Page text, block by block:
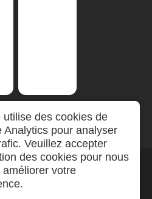
utilise des cookies de
Analytics pour analyser
Veuillez accepter
des cookies pour nous
améliorer votre